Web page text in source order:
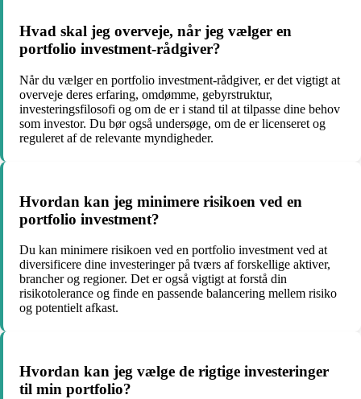
Hvad skal jeg overveje, når jeg vælger en
portfolio investment-rådgiver?
Når du vælger en portfolio investment-rådgiver, er det vigtigt at
overveje deres erfaring, omdømme, gebyrstruktur,
investeringsfilosofi og om de er i stand til at tilpasse dine behov
som investor. Du bør også undersøge, om de er licenseret og
reguleret af de relevante myndigheder.
Hvordan kan jeg minimere risikoen ved en
portfolio investment?
Du kan minimere risikoen ved en portfolio investment ved at
diversificere dine investeringer på tværs af forskellige aktiver,
brancher og regioner. Det er også vigtigt at forstå din
risikotolerance og finde en passende balancering mellem risiko
og potentielt afkast.
Hvordan kan jeg vælge de rigtige investeringer
til min portfolio?